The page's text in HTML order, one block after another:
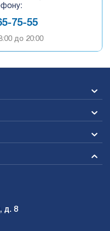
75-55
до 20:00
д. 8